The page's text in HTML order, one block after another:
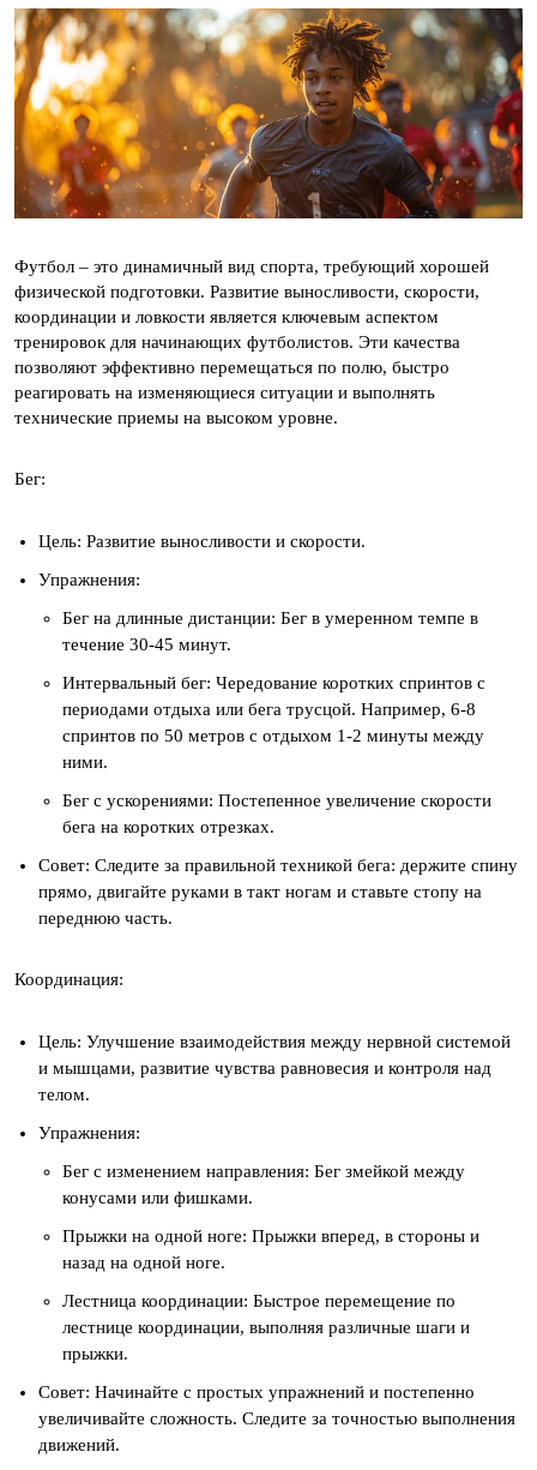
Футбол – это динамичный вид спорта, требующий хорошей
физической подготовки. Развитие выносливости, скорости,
координации и ловкости является ключевым аспектом
тренировок для начинающих футболистов. Эти качества
позволяют эффективно перемещаться по полю, быстро
реагировать на изменяющиеся ситуации и выполнять
технические приемы на высоком уровне.
Бег:
Цель: Развитие выносливости и скорости.
Упражнения:
Бег на длинные дистанции: Бег в умеренном темпе в
течение 30-45 минут.
Интервальный бег: Чередование коротких спринтов с
периодами отдыха или бега трусцой. Например, 6-8
спринтов по 50 метров с отдыхом 1-2 минуты между
ними.
Бег с ускорениями: Постепенное увеличение скорости
бега на коротких отрезках.
Совет: Следите за правильной техникой бега: держите спину
прямо, двигайте руками в такт ногам и ставьте стопу на
переднюю часть.
Координация:
Цель: Улучшение взаимодействия между нервной системой
и мышцами, развитие чувства равновесия и контроля над
телом.
Упражнения:
Бег с изменением направления: Бег змейкой между
конусами или фишками.
Прыжки на одной ноге: Прыжки вперед, в стороны и
назад на одной ноге.
Лестница координации: Быстрое перемещение по
лестнице координации, выполняя различные шаги и
прыжки.
Совет: Начинайте с простых упражнений и постепенно
увеличивайте сложность. Следите за точностью выполнения
движений.